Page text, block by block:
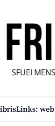
SFUEI
Links: